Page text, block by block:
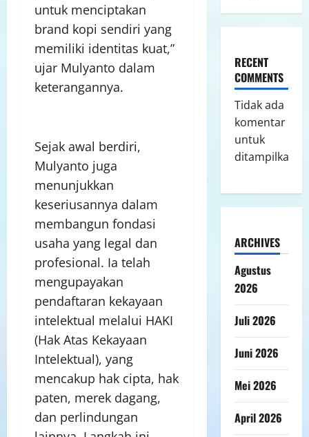
untuk menciptakan
brand kopi sendiri yang
memiliki identitas kuat,”
ujar Mulyanto dalam
keterangannya.
Sejak awal berdiri,
Mulyanto juga
menunjukkan
keseriusannya dalam
membangun fondasi
usaha yang legal dan
profesional. Ia telah
mengupayakan
pendaftaran kekayaan
intelektual melalui HAKI
(Hak Atas Kekayaan
Intelektual), yang
mencakup hak cipta, hak
paten, merek dagang,
dan perlindungan
RECENT
COMMENTS
Tidak ada
komentar
untuk
ditampilkan.
ARCHIVES
Agustus
2026
Juli 2026
Juni 2026
Mei 2026
April 2026